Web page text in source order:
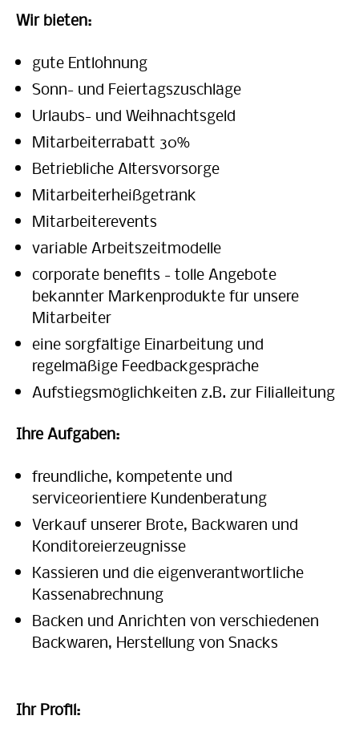
Wir bieten:
gute Entlohnung
Sonn- und Feiertagszuschläge
Urlaubs- und Weihnachtsgeld
Mitarbeiterrabatt 30%
Betriebliche Altersvorsorge
Mitarbeiterheißgetränk
Mitarbeiterevents
variable Arbeitszeitmodelle
corporate benefits - tolle Angebote
bekannter Markenprodukte für unsere
Mitarbeiter
eine sorgfältige Einarbeitung und
regelmäßige Feedbackgespräche
Aufstiegsmöglichkeiten z.B. zur Filialleitung
Ihre Aufgaben:
freundliche, kompetente und
serviceorientiere Kundenberatung
Verkauf unserer Brote, Backwaren und
Konditoreierzeugnisse
Kassieren und die eigenverantwortliche
Kassenabrechnung
Backen und Anrichten von verschiedenen
Backwaren, Herstellung von Snacks
Ihr Profil: